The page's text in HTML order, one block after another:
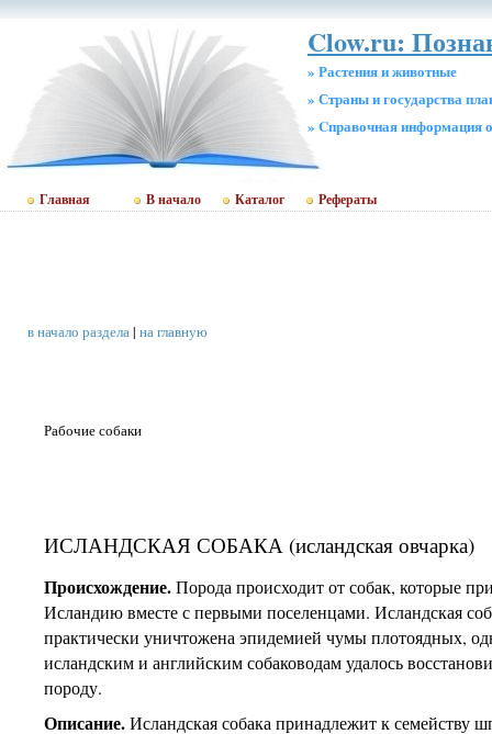
Clow.ru:
» Растения и животные
» Страны и государства
» Cправочная информация
Главная В начало Каталог Рефераты
в начало раздела| на главную
Рабочие собаки
ИСЛАНДСКАЯ СОБАКА (исландская овчарка)
Происхождение.Порода происходит от собак, которые
Исландию вместе с первыми поселенцами. Исландская
практически уничтожена эпидемией чумы плотоядных,
исландским и английским собаководам удалось
породу.
Описание.Исландская собака принадлежит к семейству